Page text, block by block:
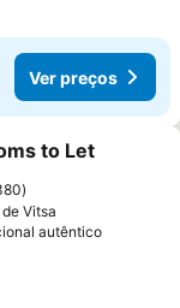
Ver preços
favoritos
to Let
Vitsa
autênticoVer